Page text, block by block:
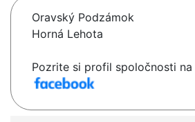
Oravský Podzámok
Horná Lehota
Pozrite si profil spoločnosti na